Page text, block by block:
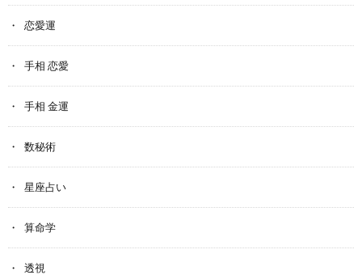
恋愛運
手相 恋愛
手相 金運
数秘術
星座占い
算命学
透視